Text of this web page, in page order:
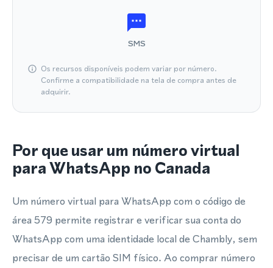
SMS
Os recursos disponíveis podem variar por número.
Confirme a compatibilidade na tela de compra antes de
adquirir.
Por que usar um número virtual
para WhatsApp no Canada
Um número virtual para WhatsApp com o código de
área 579 permite registrar e verificar sua conta do
WhatsApp com uma identidade local de Chambly, sem
precisar de um cartão SIM físico. Ao comprar número